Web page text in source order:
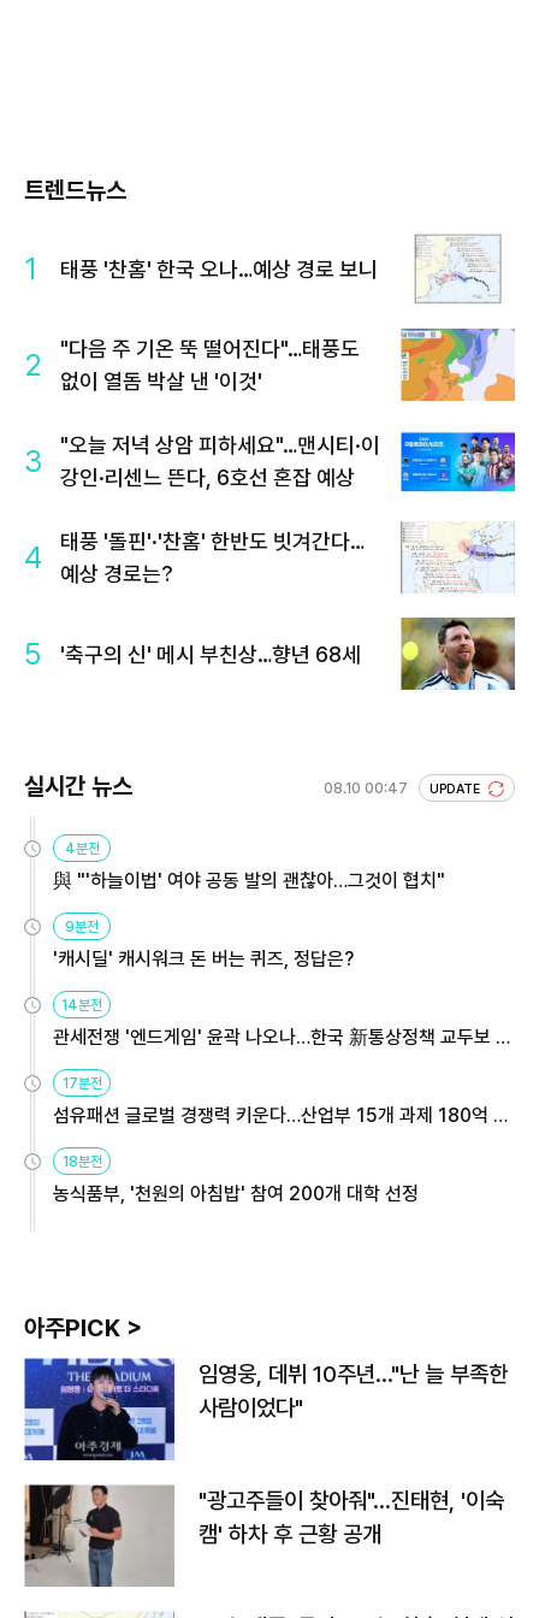
트렌드뉴스
1 태풍 '찬홈' 한국 오나…예상 경로 보니
2
"다음 주 기온 뚝 떨어진다"…태풍도
없이 열돔 박살 낸 '이것'
3
"오늘 저녁 상암 피하세요"…맨시티·이
강인·리센느 뜬다, 6호선 혼잡 예상
4
태풍 '돌핀'·'찬홈' 한반도 빗겨간다…
예상 경로는?
5 '축구의 신' 메시 부친상…향년 68세
실시간 뉴스 08.10 00:47 UPDATE
4분전
與 "'하늘이법' 여야 공동 발의 괜찮아…그것이 협치"
9분전
'캐시딜' 캐시워크 돈 버는 퀴즈, 정답은?
14분전
관세전쟁 '엔드게임' 윤곽 나오나…한국 新통상정책 교두보 활
용해야
17분전
섬유패션 글로벌 경쟁력 키운다…산업부 15개 과제 180억 지
원
18분전
농식품부, '천원의 아침밥' 참여 200개 대학 선정
아주PICK >
임영웅, 데뷔 10주년…"난 늘 부족한
사람이었다"
"광고주들이 찾아줘"…진태현, '이숙
캠' 하차 후 근황 공개